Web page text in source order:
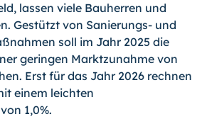
lassen viele Bauherren und
Gestützt von Sanierungs- und
soll im Jahr 2025 die
geringen Marktzunahme von
Erst für das Jahr 2026 rechnen
einem leichten
1,0%.